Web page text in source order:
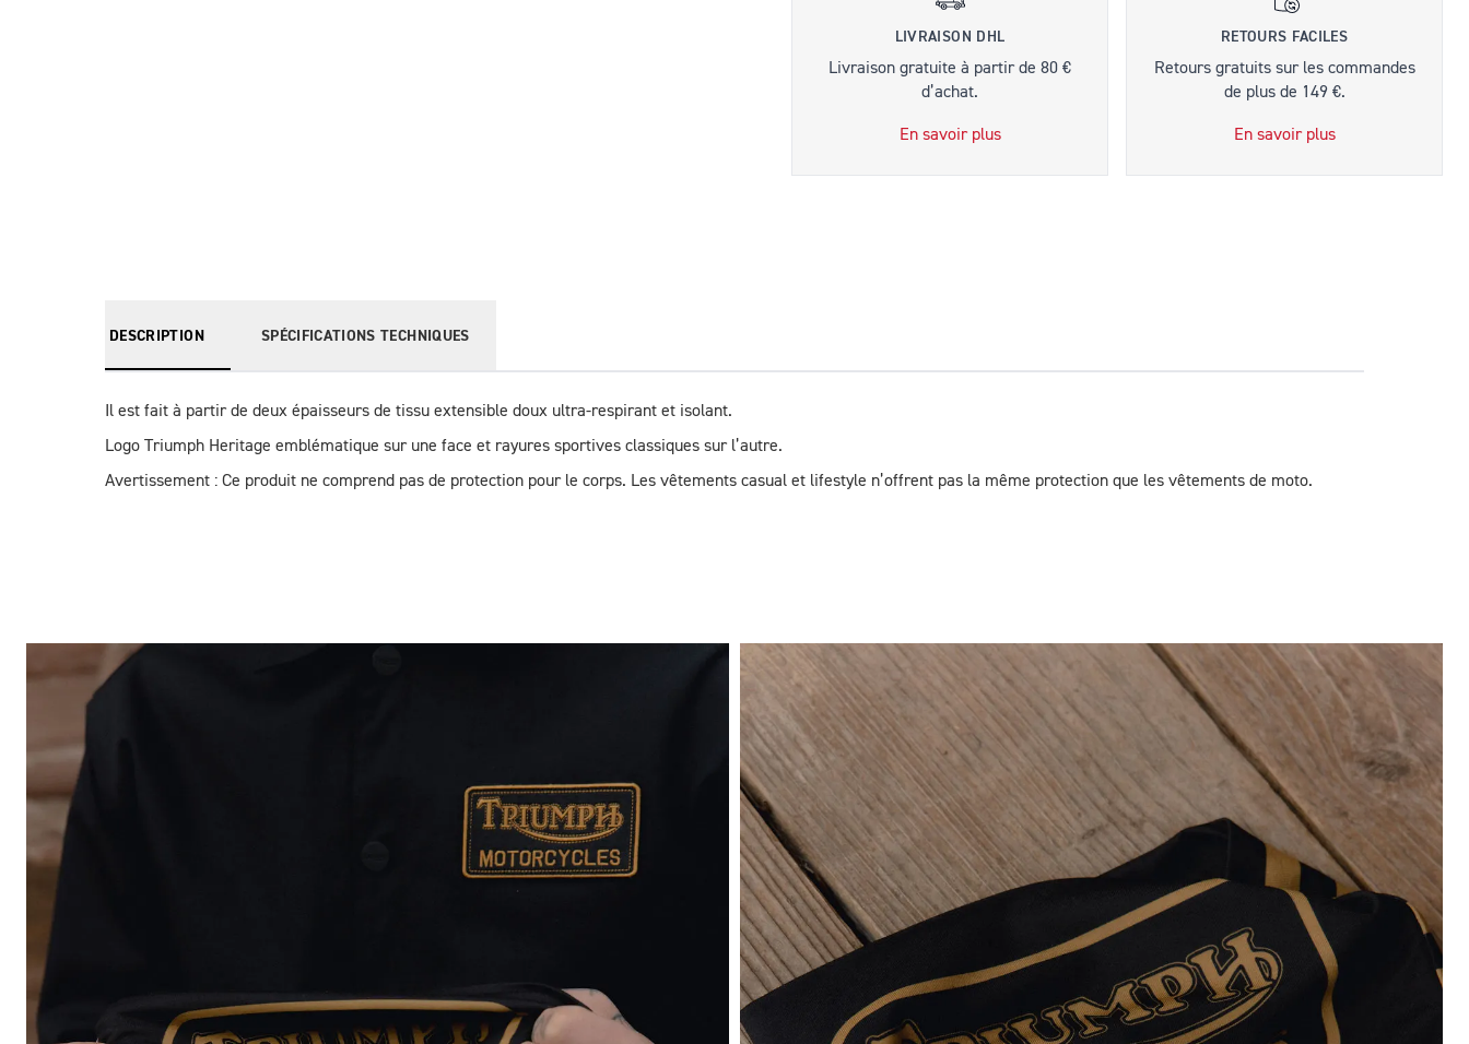
LIVRAISON DHL
Livraison gratuite à partir de 80 €
d’achat.
En savoir plus
RETOURS FACILES
Retours gratuits sur les commandes
de plus de 149 €.
En savoir plus
DESCRIPTION SPÉCIFICATIONS TECHNIQUES
Il est fait à partir de deux épaisseurs de tissu extensible doux ultra-respirant et isolant.
Logo Triumph Heritage emblématique sur une face et rayures sportives classiques sur l’autre.
Avertissement : Ce produit ne comprend pas de protection pour le corps. Les vêtements casual et lifestyle n’offrent pas la même protection que les vêtements de moto.